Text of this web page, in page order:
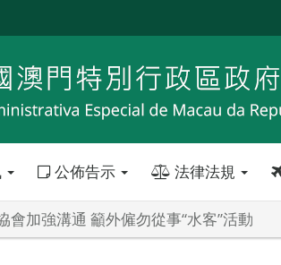
公佈告示 法律法規
會加強溝通 籲外僱勿從事“水客”活動